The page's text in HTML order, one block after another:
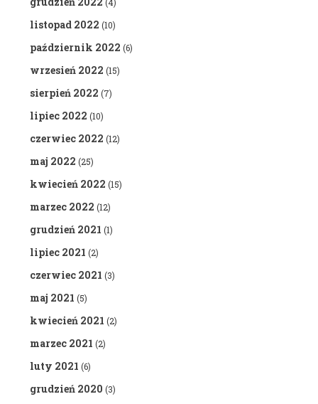
(4)
listopad 2022 (10)
październik 2022 (6)
wrzesień 2022 (15)
sierpień 2022 (7)
lipiec 2022 (10)
czerwiec 2022 (12)
maj 2022 (25)
kwiecień 2022 (15)
marzec 2022 (12)
grudzień 2021 (1)
lipiec 2021 (2)
czerwiec 2021 (3)
maj 2021 (5)
kwiecień 2021 (2)
marzec 2021 (2)
luty 2021 (6)
grudzień 2020 (3)